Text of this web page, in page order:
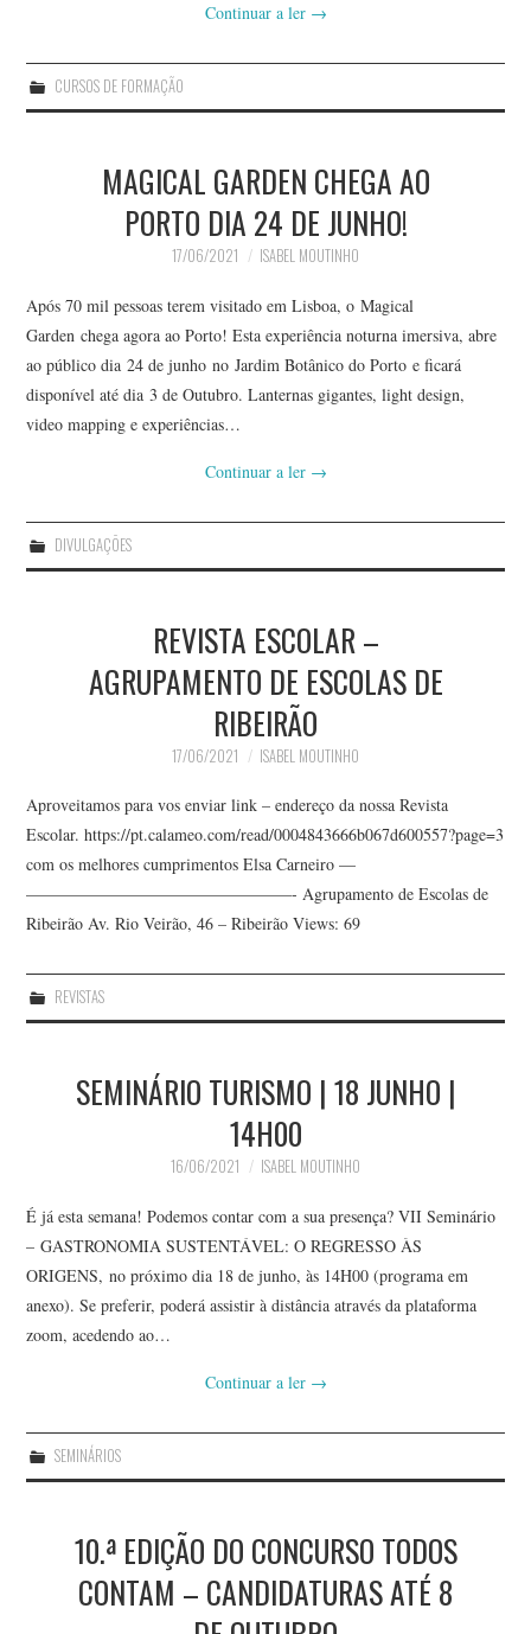
Continuar a ler →
CURSOS DE FORMAÇÃO
MAGICAL GARDEN CHEGA AO
PORTO DIA 24 DE JUNHO!
17/06/2021 ISABEL MOUTINHO
Após 70 mil pessoas terem visitado em Lisboa, o Magical
Garden chega agora ao Porto! Esta experiência noturna imersiva, abre
ao público dia 24 de junho no Jardim Botânico do Porto e ficará
disponível até dia 3 de Outubro. Lanternas gigantes, light design,
video mapping e experiências…
Continuar a ler →
DIVULGAÇÕES
REVISTA ESCOLAR –
AGRUPAMENTO DE ESCOLAS DE
RIBEIRÃO
17/06/2021 ISABEL MOUTINHO
Aproveitamos para vos enviar link – endereço da nossa Revista
Escolar. https://pt.calameo.com/read/0004843666b067d600557?page=3
com os melhores cumprimentos Elsa Carneiro —
————————————————- Agrupamento de Escolas de
Ribeirão Av. Rio Veirão, 46 – Ribeirão Views: 69
REVISTAS
SEMINÁRIO TURISMO | 18 JUNHO |
14H00
16/06/2021 ISABEL MOUTINHO
É já esta semana! Podemos contar com a sua presença? VII Seminário
– GASTRONOMIA SUSTENTÁVEL: O REGRESSO ÀS
ORIGENS, no próximo dia 18 de junho, às 14H00 (programa em
anexo). Se preferir, poderá assistir à distância através da plataforma
zoom, acedendo ao…
Continuar a ler →
SEMINÁRIOS
10.ª EDIÇÃO DO CONCURSO TODOS
CONTAM – CANDIDATURAS ATÉ 8